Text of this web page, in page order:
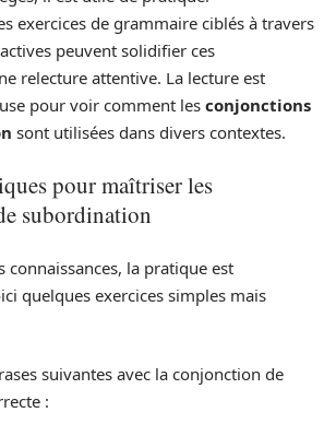
exercices de grammaire ciblés à travers
peuvent solidifier ces
relecture attentive. La lecture est
pour voir comment les conjonctions
sont utilisées dans divers contextes.
pour maîtriser les
subordination
connaissances, la pratique est
quelques exercices simples mais
suivantes avec la conjonction de
: